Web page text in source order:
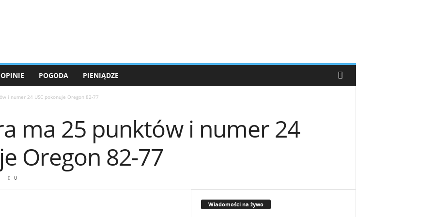
OPINIE POGODA PIENIĄDZE
i numer 24 USC pokonuje Oregon 82-77
ma 25 punktów i numer 24
Oregon 82-77
0
Wiadomości na żywo